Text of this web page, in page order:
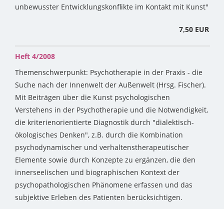
unbewusster Entwicklungskonflikte im Kontakt mit Kunst"
7,50 EUR
Heft 4/2008
Themenschwerpunkt: Psychotherapie in der Praxis - die
Suche nach der Innenwelt der Außenwelt (Hrsg. Fischer).
Mit Beiträgen über die Kunst psychologischen
Verstehens in der Psychotherapie und die Notwendigkeit,
die kriterienorientierte Diagnostik durch "dialektisch-
ökologisches Denken", z.B. durch die Kombination
psychodynamischer und verhaltenstherapeutischer
Elemente sowie durch Konzepte zu ergänzen, die den
innerseelischen und biographischen Kontext der
psychopathologischen Phänomene erfassen und das
subjektive Erleben des Patienten berücksichtigen.